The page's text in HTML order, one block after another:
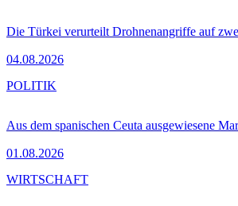
Die Türkei verurteilt Drohnenangriffe auf
04.08.2026
Aus dem spanischen Ceuta ausgewiesene
01.08.2026
POLITIK
WIRTSCHAFT